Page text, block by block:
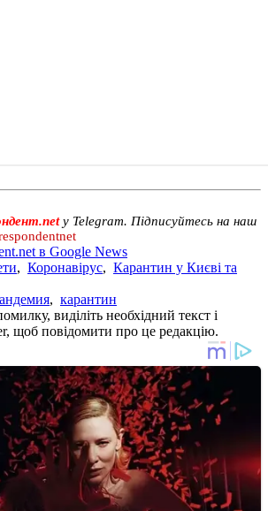
у Telegram. Підписуйтесь на наш
в Google News
, Коронавірус, Карантин у Києві та
, карантин
виділіть необхідний текст і
щоб повідомити про це редакцію.